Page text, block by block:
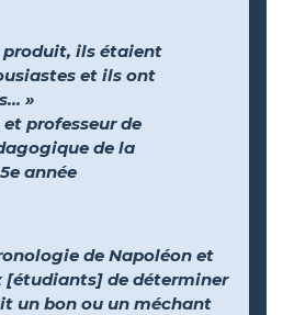
ils étaient
et ils ont
»
professeur de
de la
année
de Napoléon et
[étudiants] de déterminer
un bon ou un méchant